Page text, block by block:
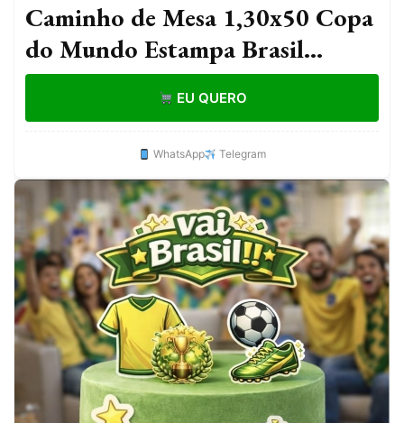
Caminho de Mesa 1,30x50 Copa
do Mundo Estampa Brasil
Futebol Torcida Decoração
Mesa Posta Seleção Brasil
EU QUERO
WhatsApp Telegram